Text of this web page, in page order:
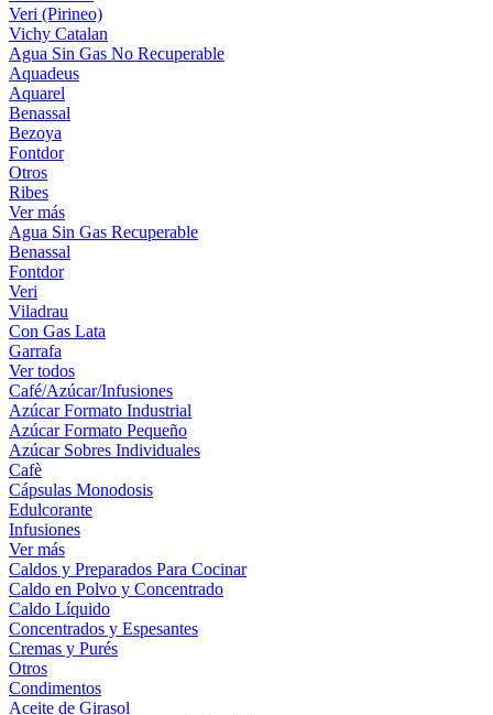
Veri (Pirineo)
Vichy Catalan
Agua Sin Gas No Recuperable
Aquadeus
Aquarel
Benassal
Bezoya
Fontdor
Otros
Ribes
Ver más
Agua Sin Gas Recuperable
Benassal
Fontdor
Veri
Viladrau
Con Gas Lata
Garrafa
Ver todos
Café/Azúcar/Infusiones
Azúcar Formato Industrial
Azúcar Formato Pequeño
Azúcar Sobres Individuales
Cafè
Cápsulas Monodosis
Edulcorante
Infusiones
Ver más
Caldos y Preparados Para Cocinar
Caldo en Polvo y Concentrado
Caldo Líquido
Concentrados y Espesantes
Cremas y Purés
Otros
Condimentos
Aceite de Girasol